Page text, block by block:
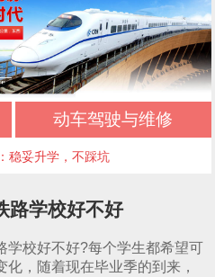
动车驾驶与维修
文凭+优质管理+升学保障
学旅程从此开启
？初中生的第三条出路
稳妥升学，不踩坑
五月花技师学院推荐｜高
路学校好不好
校好不好?每个学生都希望可
，随着现在毕业季的到来，